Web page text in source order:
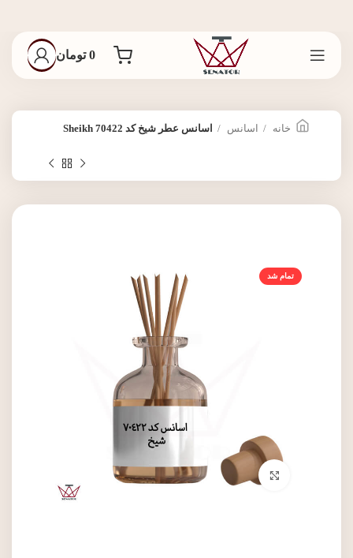
0 تومان
خانه اسانس اسانس عطر شیخ کد 70422 Sheikh
تمام شد
برای بزرگنمایی کلیک کنید